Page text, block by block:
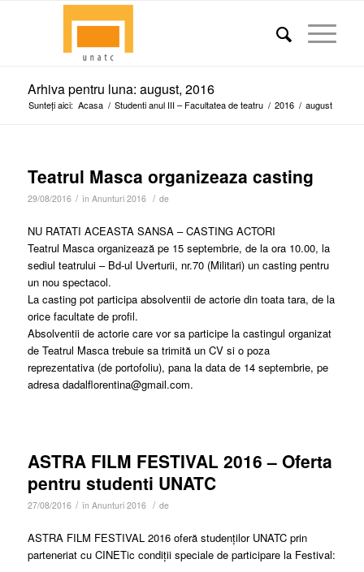
Arhiva pentru luna: august, 2016
Sunteți aici: Acasa / Studenti anul III – Facultatea de teatru / 2016 / august
Teatrul Masca organizeaza casting
29/08/2016 / în Anunturi 2016 / de
NU RATATI ACEASTA SANSA – CASTING ACTORI
Teatrul Masca organizează pe 15 septembrie, de la ora 10.00, la
sediul teatrului – Bd-ul Uverturii, nr.70 (Militari) un casting pentru
un nou spectacol.
La casting pot participa absolventii de actorie din toata tara, de la
orice facultate de profil.
Absolventii de actorie care vor sa participe la castingul organizat
de Teatrul Masca trebuie sa trimită un CV si o poza
reprezentativa (de portofoliu), pana la data de 14 septembrie, pe
adresa dadalflorentina@gmail.com.
ASTRA FILM FESTIVAL 2016 – Oferta
pentru studenti UNATC
27/08/2016 / în Anunturi 2016 / de
ASTRA FILM FESTIVAL 2016 oferă studenților UNATC prin
parteneriat cu CINETic condiții speciale de participare la Festival: